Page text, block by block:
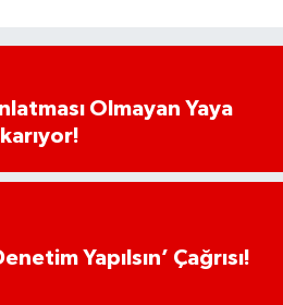
Olmayan Yaya
Yapılsın’ Çağrısı!